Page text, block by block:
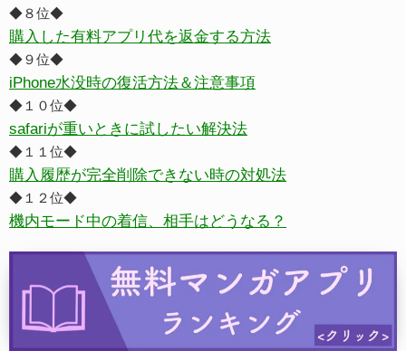
◆８位◆
購入した有料アプリ代を返金する方法
◆９位◆
iPhone水没時の復活方法＆注意事項
◆１０位◆
safariが重いときに試したい解決法
◆１１位◆
購入履歴が完全削除できない時の対処法
◆１２位◆
機内モード中の着信、相手はどうなる？